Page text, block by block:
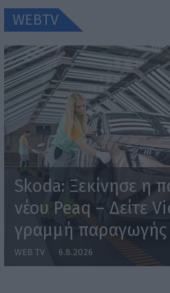
WEBTV
Skoda: Ξεκίνησε η
νέου Peaq – Δείτε
γραμμή παραγωγής
WEB TV 6.8.2026